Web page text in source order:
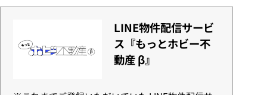
LINE物件配信サービ
ス『もっとホビー不
動産 β』